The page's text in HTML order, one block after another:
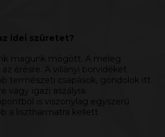
idei szüretet?
magunk mögött. A meleg
érésre. A villányi borvidéket
természeti csapások, gondolok itt
vagy igazi aszályra.
is viszonylag egyszerű
a lisztharmatra kellett